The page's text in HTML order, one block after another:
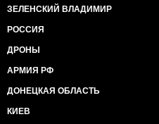
ЗЕЛЕНСКИЙ ВЛАДИМИР
РОССИЯ
ДРОНЫ
АРМИЯ РФ
ДОНЕЦКАЯ ОБЛАСТЬ
КИЕВ